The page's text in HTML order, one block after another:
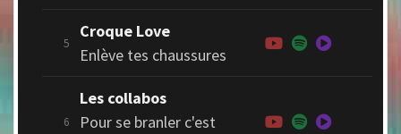
5
Croque Love
Enlève tes chaussures
6
Les collabos
Pour se branler c'est